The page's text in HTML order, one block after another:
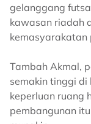
gelanggang
kawasan riadah
kemasyarakatan
Tambah Akmal,
semakin tinggi
keperluan ruang
pembangunan